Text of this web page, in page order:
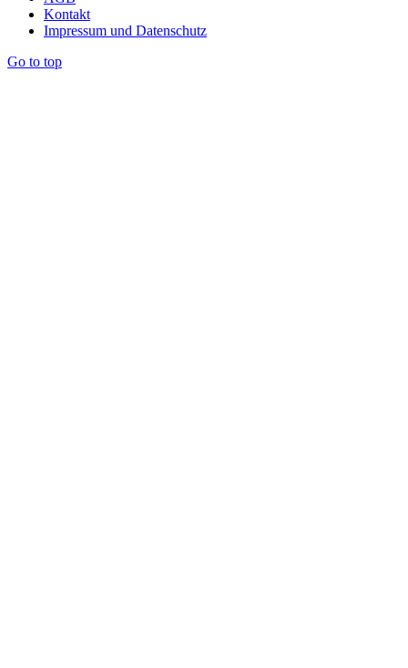
Kontakt
Impressum und Datenschutz
Go to top